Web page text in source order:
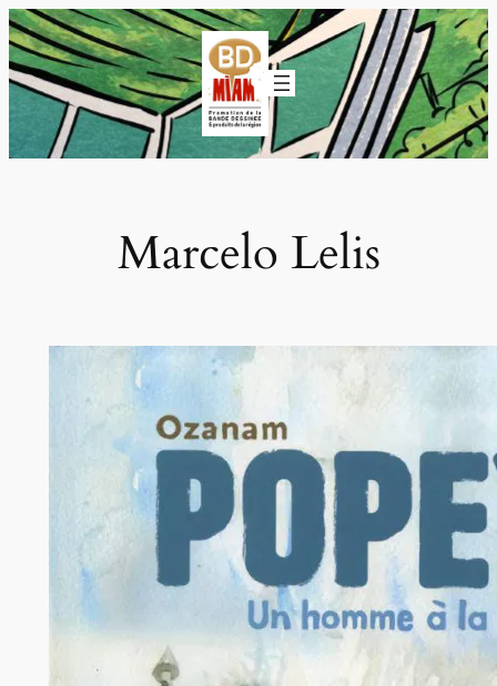
Aller
au
contenu
Marcelo Lelis